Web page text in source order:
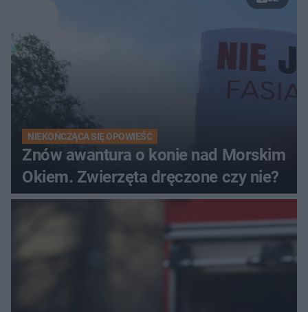
NIEKOŃCZĄCA SIĘ OPOWIEŚĆ
Znów awantura o konie nad Morskim
Okiem. Zwierzęta dręczone czy nie?